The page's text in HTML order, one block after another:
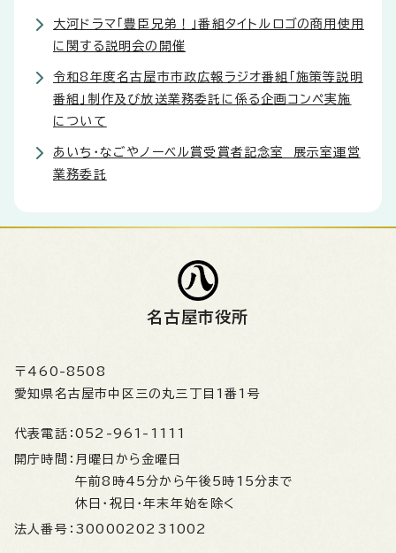
大河ドラマ「豊臣兄弟！」番組タイトルロゴの商用使用
に関する説明会の開催
令和8年度名古屋市市政広報ラジオ番組「施策等説明
番組」制作及び放送業務委託に係る企画コンペ実施
について
あいち・なごやノーベル賞受賞者記念室 展示室運営
業務委託
名古屋市役所
〒460-8508
愛知県名古屋市中区三の丸三丁目1番1号
代表電話： 052-961-1111
開庁時間： 月曜日から金曜日
午前8時45分から午後5時15分まで
休日・祝日・年末年始を除く
法人番号： 3000020231002